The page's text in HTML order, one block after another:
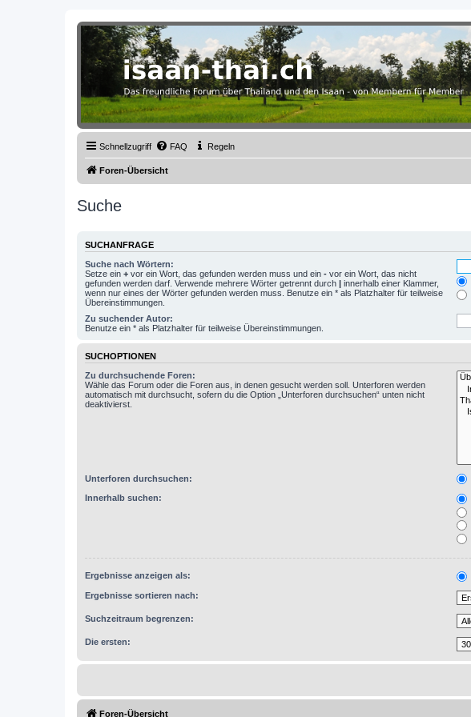
Thailand & Isaan Forum - isaan-thai.ch
Das freundliche Forum über Thailand und den Isaan - von Membern für Member
Schnellzugriff FAQ Regeln
Foren-Übersicht
Suche
SUCHANFRAGE
Suche nach Wörtern:
Setze ein + vor ein Wort, das gefunden werden muss und ein - vor ein Wort, das nicht
gefunden werden darf. Verwende mehrere Wörter getrennt durch | innerhalb einer Klammer,
wenn nur eines der Wörter gefunden werden muss. Benutze ein * als Platzhalter für teilweise
Übereinstimmungen.
Zu suchender Autor:
Benutze ein * als Platzhalter für teilweise Übereinstimmungen.
SUCHOPTIONEN
Zu durchsuchende Foren:
Wähle das Forum oder die Foren aus, in denen gesucht werden soll. Unterforen werden
automatisch mit durchsucht, sofern du die Option „Unterforen durchsuchen“ unten nicht
deaktivierst.
Unterforen durchsuchen:
Innerhalb suchen:
Ergebnisse anzeigen als:
Ergebnisse sortieren nach:
Suchzeitraum begrenzen:
Die ersten:
Foren-Übersicht